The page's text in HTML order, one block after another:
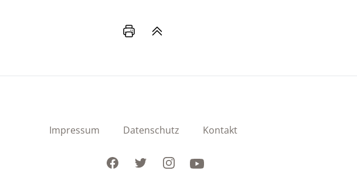
Impressum Datenschutz Kontakt
FacebookTwitterInstagramYoutube